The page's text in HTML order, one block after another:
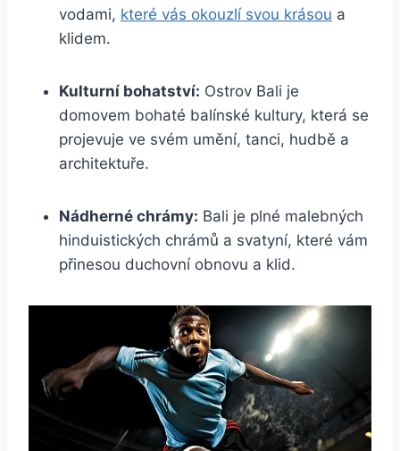
vodami, které vás okouzlí svou krásou a
klidem.
Kulturní bohatství: Ostrov Bali je
domovem bohaté balínské kultury, která se
projevuje ve svém umění, tanci, hudbě a
architektuře.
Nádherné chrámy: Bali je plné malebných
hinduistických chrámů a svatyní, které vám
přinesou duchovní obnovu a klid.